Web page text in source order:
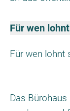
Für wen
Für wen lohnt
Das